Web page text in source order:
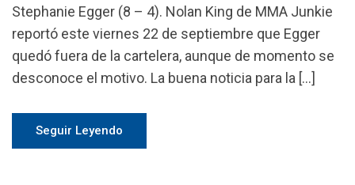
Stephanie Egger (8 – 4). Nolan King de MMA Junkie
reportó este viernes 22 de septiembre que Egger
quedó fuera de la cartelera, aunque de momento se
desconoce el motivo. La buena noticia para la […]
Seguir Leyendo